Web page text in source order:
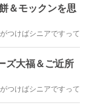
＆モックンを思
つけばシニアですって
ズ大福＆ご近所
つけばシニアですって